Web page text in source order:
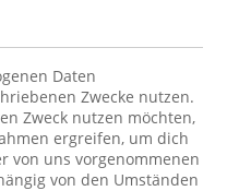
Daten
Zwecke nutzen.
Zweck nutzen möchten,
ergreifen, um dich
von uns vorgenommenen
von den Umständen